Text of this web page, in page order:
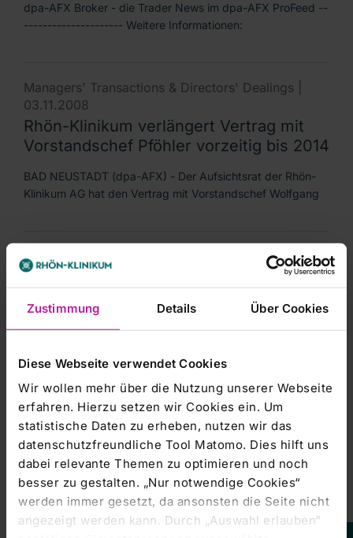
Zustimmung Details Über Cookies
Diese Webseite verwendet Cookies
Wir wollen mehr über die Nutzung unserer Webseite
erfahren. Hierzu setzen wir Cookies ein. Um
statistische Daten zu erheben, nutzen wir das
datenschutzfreundliche Tool Matomo. Dies hilft uns
dabei relevante Themen zu optimieren und noch
besser zu gestalten. „Nur notwendige Cookies“
werden immer gesetzt, da ansonsten die Seite nicht
angezeigt werden kann. Durch „Auswahl erlauben“
dpa-AFX Broker - die Trader News im dpa-AFX ProFeed --
--------------------- Weitere Informationen:
Managers' Transactions & Directors' Dealings |
03.11.2008
Rhön-Klinikum verlängert Vertrag mit
Vorstandschef Pföhler vorzeitig bis 2014
BAD NEUSTADT (dpa-AFX) - Der Aufsichtsrat der Rhön-
Klinikum AG hat den Vertrag mit Vorstandschef Wolfgang
Managers' Transactions & Directors' Dealings |
03.11.2008
DGAP-News: RHÖN-KLINIKUM AG
(deutsch)
RHÖN-KLINIKUM AG hat beschlossen, ihr medizinisches
Managers' Transactions & Directors' Dealings |
03.11.2008
DGAP-News: RHÖN-KLINIKUM AG
(english)
Bad Neustadt a. d. Saale, 3 November 2008 --- RHÖN-
KLINIKUM AG has decided to further develop its medical